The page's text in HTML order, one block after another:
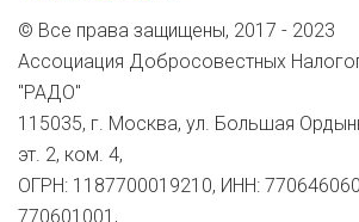
© Все права защищены, 2017 - 2023
Ассоциация Добросовестных
"РАДО"
115035, г. Москва, ул. Большая
эт. 2, ком. 4,
ОГРН: 1187700019210, ИНН:
770601001,